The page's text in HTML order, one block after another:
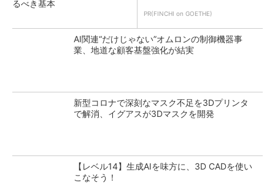
るべき基本
PR(FINCHI on GOETHE)
AI関連“だけじゃない”オムロンの制御機器事
業、地道な顧客基盤強化が結実
新型コロナで深刻なマスク不足を3Dプリンタ
で解消、イグアスが3Dマスクを開発
【レベル14】生成AIを味方に、3D CADを使い
こなそう！